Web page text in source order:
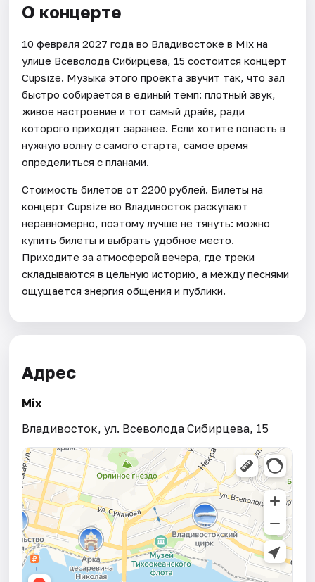
О концерте
10 февраля 2027 года во Владивостоке в Mix на
улице Всеволода Сибирцева, 15 состоится концерт
Cupsize. Музыка этого проекта звучит так, что зал
быстро собирается в единый темп: плотный звук,
живое настроение и тот самый драйв, ради
которого приходят заранее. Если хотите попасть в
нужную волну с самого старта, самое время
определиться с планами.
Стоимость билетов от 2200 рублей. Билеты на
концерт Cupsize во Владивосток раскупают
неравномерно, поэтому лучше не тянуть: можно
купить билеты и выбрать удобное место.
Приходите за атмосферой вечера, где треки
складываются в цельную историю, а между песнями
ощущается энергия общения и публики.
Адрес
Mix
Владивосток, ул. Всеволода Сибирцева, 15